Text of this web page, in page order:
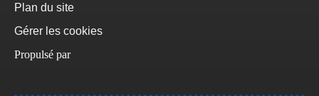
Plan du site
Gérer les cookies
Propulsé par